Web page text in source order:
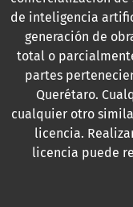
de inteligencia
generación de
total o
partes
Querétaro.
cualquier otro
licencia.
licencia puede